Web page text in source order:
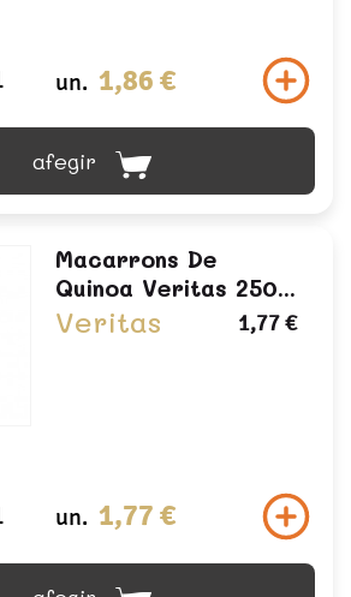
un. 1,86 €
afegir
Macarrons De
Quinoa Veritas 250...
Veritas 1,77 €
un. 1,77 €